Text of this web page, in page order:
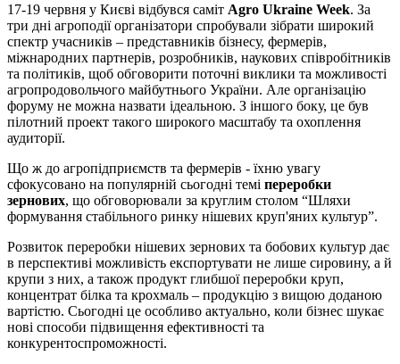
17-19 червня у Києві відбувся саміт Agro Ukraine Week. За
три дні агроподії організатори спробували зібрати широкий
спектр учасників – представників бізнесу, фермерів,
міжнародних партнерів, розробників, наукових співробітників
та політиків, щоб обговорити поточні виклики та можливості
агропродовольчого майбутнього України. Але організацію
форуму не можна назвати ідеальною. З іншого боку, це був
пілотний проект такого широкого масштабу та охоплення
аудиторії.
Що ж до агропідприємств та фермерів - їхню увагу
сфокусовано на популярній сьогодні темі переробки
зернових, що обговорювали за круглим столом “Шляхи
формування стабільного ринку нішевих круп'яних культур”.
Розвиток переробки нішевих зернових та бобових культур дає
в перспективі можливість експортувати не лише сировину, а й
крупи з них, а також продукт глибшої переробки круп,
концентрат білка та крохмаль – продукцію з вищою доданою
вартістю. Сьогодні це особливо актуально, коли бізнес шукає
нові способи підвищення ефективності та
конкурентоспроможності.